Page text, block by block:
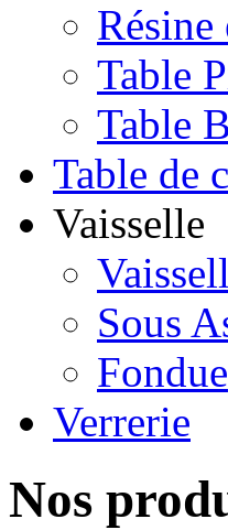
Résine
Table
Table
Table de
Vaisselle
Sous
Fondue
Verrerie
Nos